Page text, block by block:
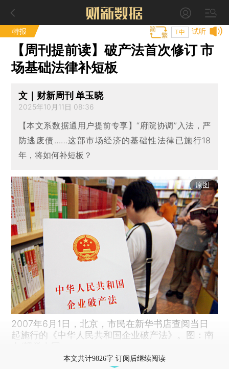
特报 试听
T中
【周刊提前读】破产法首次修订 市
场基础法律补短板
文｜财新周刊 单玉晓
2025年10月11日 08:36
【本文系数据通用户提前专享】“府院协调”入法，严
防逃废债……这部市场经济的基础性法律已施行18
年，将如何补短板？
原图
2007年6月1日，北京，市民在新华书店查阅当日
起施行的《中华人民共和国企业破产法》。图：南
本文共计9826字 订阅后继续阅读